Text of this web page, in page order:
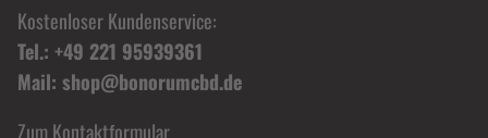
Kostenloser Kundenservice:
Tel.: +49 221 95939361
Mail: shop@bonorumcbd.de
Zum Kontaktformular